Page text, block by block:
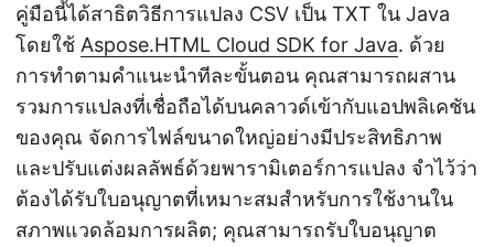
คู่มือนี้ได้สาธิตวิธีการแปลง CSV เป็น TXT ใน Java
โดยใช้ Aspose.HTML Cloud SDK for Java. ด้วย
การทำตามคำแนะนำทีละขั้นตอน คุณสามารถผสาน
รวมการแปลงที่เชื่อถือได้บนคลาวด์เข้ากับแอปพลิเคชัน
ของคุณ จัดการไฟล์ขนาดใหญ่อย่างมีประสิทธิภาพ
และปรับแต่งผลลัพธ์ด้วยพารามิเตอร์การแปลง จำไว้ว่า
ต้องได้รับใบอนุญาตที่เหมาะสมสำหรับการใช้งานใน
สภาพแวดล้อมการผลิต; คุณสามารถรับใบอนุญาต